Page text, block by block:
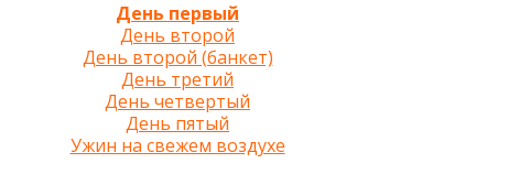
День первый
День второй
День второй (банкет)
День третий
День четвертый
День пятый
Ужин на свежем воздухе